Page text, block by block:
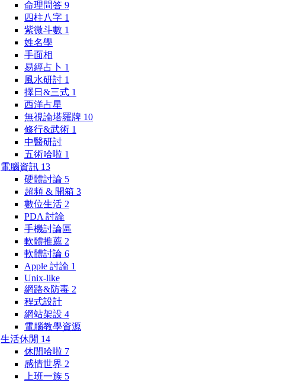
命理問答 9
四柱八字 1
紫微斗數 1
姓名學
手面相
易經占卜 1
風水研討 1
擇日&三式 1
西洋占星
無視論塔羅牌 10
修行&武術 1
中醫研討
五術哈啦 1
電腦資訊 13
硬體討論 5
超頻 & 開箱 3
數位生活 2
PDA 討論
手機討論區
軟體推薦 2
軟體討論 6
Apple 討論 1
Unix-like
網路&防毒 2
程式設計
網站架設 4
電腦教學資源
生活休閒 14
休閒哈啦 7
感情世界 2
上班一族 5